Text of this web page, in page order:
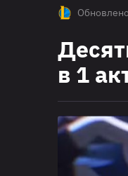
в 1